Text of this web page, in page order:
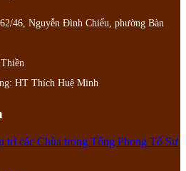
46, Nguyễn Đình Chiểu, phường Bàn
HT Thích Huệ Minh
các Chùa trong Tông Phong Tổ Sư